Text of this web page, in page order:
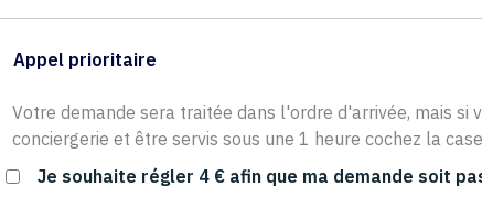
Appel prioritaire
Votre demande sera traitée dans l'ordre d'arrivée, mais si
conciergerie et être servis sous une 1 heure cochez la
Je souhaite régler 4 € afin que ma demande soit